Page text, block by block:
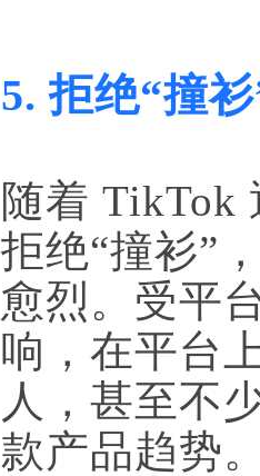
5. 拒绝“撞
随着 TikTok
拒绝“撞衫”
愈烈。受平
响，在平台
人，甚至不
款产品趋势